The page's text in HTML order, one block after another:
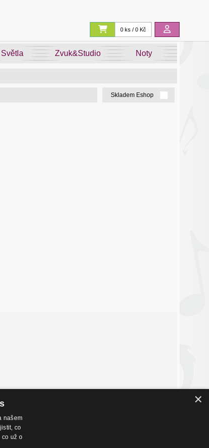
0 ks / 0 Kč
Světla Zvuk&Studio Noty
Skladem Eshop
×
našem
co
co už o